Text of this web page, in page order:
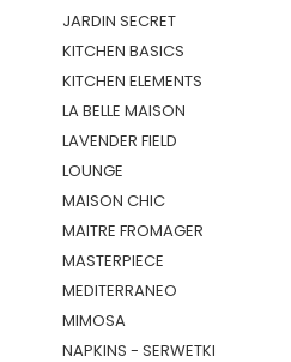
JARDIN SECRET
KITCHEN BASICS
KITCHEN ELEMENTS
LA BELLE MAISON
LAVENDER FIELD
LOUNGE
MAISON CHIC
MAITRE FROMAGER
MASTERPIECE
MEDITERRANEO
MIMOSA
NAPKINS - SERWETKI